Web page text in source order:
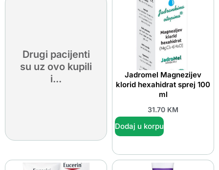
Drugi pacijenti
su uz ovo kupili
i...
Jadromel Magnezijev
klorid hexahidrat sprej 100
ml
31.70 KM
Dodaj u korpu